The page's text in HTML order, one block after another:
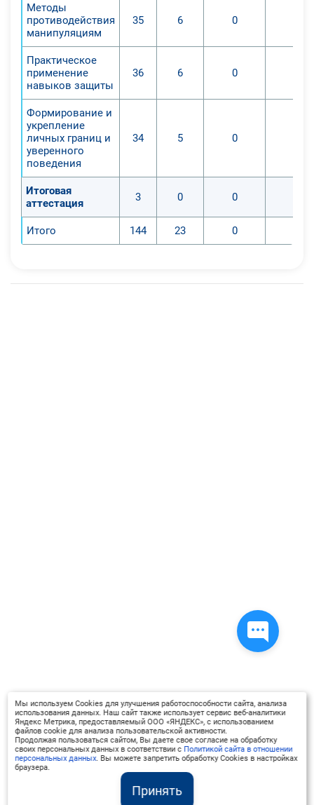
Методы
противодействия
манипуляциям
35 6 0
Практическое
применение
навыков защиты
36 6 0
Формирование и
укрепление
личных границ и
уверенного
поведения
34 5 0
Итоговая
аттестация
3 0 0
Итого 144 23 0
Принять
Мы используем Cookies для улучшения работоспособности сайта, анализа
использования данных. Наш сайт также использует сервис веб-аналитики
Яндекс Метрика, предоставляемый ООО «ЯНДЕКС», с использованием
файлов cookie для анализа пользовательской активности.
Продолжая пользоваться сайтом, Вы даете свое согласие на обработку
своих персональных данных в соответствии с Политикой сайта в отношении
персональных данных. Вы можете запретить обработку Cookies в настройках
браузера.